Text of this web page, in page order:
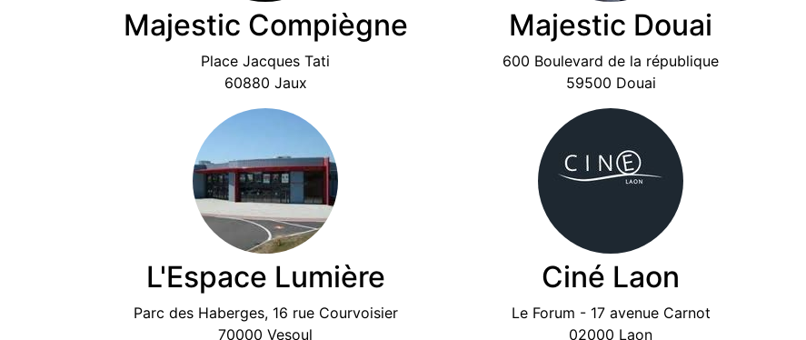
Majestic Compiègne
Place Jacques Tati
60880 Jaux
Majestic Douai
600 Boulevard de la république
59500 Douai
L'Espace Lumière
Parc des Haberges, 16 rue Courvoisier
70000 Vesoul
Ciné Laon
Le Forum - 17 avenue Carnot
02000 Laon